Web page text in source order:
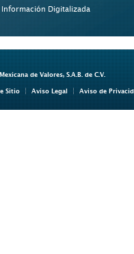
Información Digitalizada
de Valores, S.A.B. de C.V.
Sitio Aviso Legal Aviso de